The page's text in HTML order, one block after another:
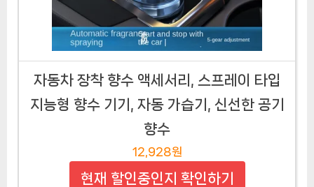
자동차 장착 향수 액세서리, 스프레이 타입
지능형 향수 기기, 자동 가습기, 신선한 공기
향수
12,928원
현재 할인중인지 확인하기